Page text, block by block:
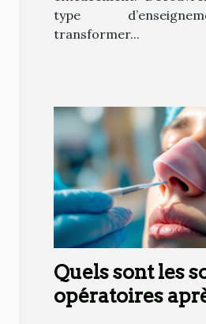
type
transformer...
Quels sont les
opératoires